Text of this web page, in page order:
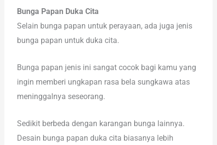
Bunga Papan Duka Cita
Selain bunga papan untuk perayaan, ada juga jenis
bunga papan untuk duka cita.
Bunga papan jenis ini sangat cocok bagi kamu yang
ingin memberi ungkapan rasa bela sungkawa atas
meninggalnya seseorang.
Sedikit berbeda dengan karangan bunga lainnya.
Desain bunga papan duka cita biasanya lebih